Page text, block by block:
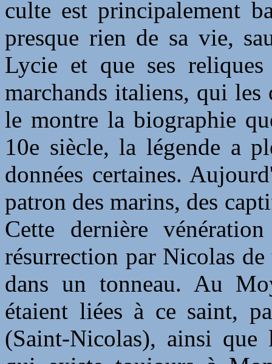
culte est principalement
presque rien de sa vie,
Lycie et que ses
marchands italiens, qui
le montre la biographie
10e siècle, la légende a
données certaines.
patron des marins, des
Cette dernière
résurrection par Nicolas
dans un tonneau. Au
étaient liées à ce saint,
(Saint-Nicolas), ainsi que